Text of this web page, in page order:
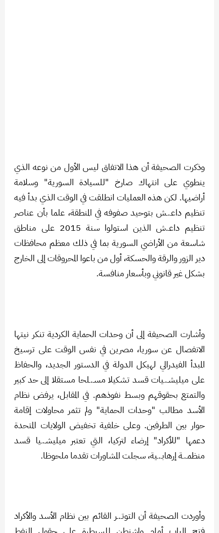
وذكرت الصحيفة أن هذا الاتفاق ليس الأول من نوعه الذي
ينطوي على انتهاك صارخ "للسيادة السورية" وسلامة
أراضيها. لكن هذه العمليات انطلقت في الوقت الذي بدأ فيه
تنظيم داعـ.ـش بتوحيد صفوفه في المنطقة، علما بأن عناصر
تنظيم داعـ.ش الذين استولوا سنة 2015 على مناطق
شاسعة من الأراضي السورية بما في ذلك معظم محافظات
دير الزور والرقة والحسكة، أول من باعوا المحروقات إلى الخارج
بشكل غير قانوني وبأسعار منافسة.
وأشارت الصحيفة إلى أن وحدات الحماية الكردية تنكر نيتها
الانفصال عن سوريا، مصرين في نفس الوقت على ترسيخ
المبدأ الفيدرالي لهيكل الدولة في الدستور الجديد، والحفاظ
على ميليشـ.ـيات قسد تشكيلا مسـ.ـلحا مستقلا إلى حد كبير
والتمتع بحقوقهم وبسط نفوذهم. في المقابل، يرفض نظام
الأسد مطالب "وحدات الحماية" ولم تثمر محاولات إقامة
حوار بين الطرفين. وعلى خلفية تخفيض الولايات المتحدة
دعمها "للأكراد" إرضاء لتركيا، التي تعتبر ميليشـ.ـيا قسد
منظمـ.ـة إرهابـ.ـية، سجلت المشاورات تقدما ملحوظا.
وأوردت الصحيفة أن التوتـ.ـر القائم بين نظام الأسد والأكراد